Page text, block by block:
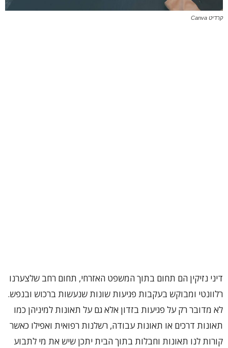
קרדיט Canva
דיני נזיקין הם תחום בתוך המשפט האזרחי, תחום רחב שלצערנו
רלוונטי ומבוקש בעקבות פגיעות שונות שנעשות ברכוש ובנפש.
לא מדובר רק על פגיעות בזדון אלא גם על תאונות למיניהן כמו
תאונות דרכים או תאונות עבודה, רשלנות רפואית ואפילו כאשר
קורות לנו תאונות וחבלות בתוך הבית יתכן שיש את מי לתבוע